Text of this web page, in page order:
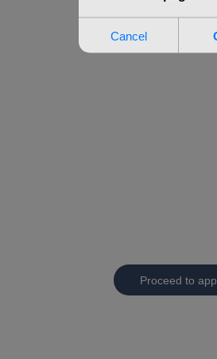
Proceed to app